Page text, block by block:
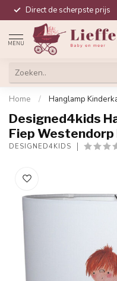
Direct de scherpste prijs
MENU
Home / Hanglamp
Designed4kids
Fiep Westendorp
DESIGNED4KIDS